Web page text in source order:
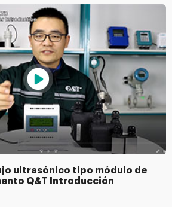
ultrasónico tipo módulo de
Q&T Introducción